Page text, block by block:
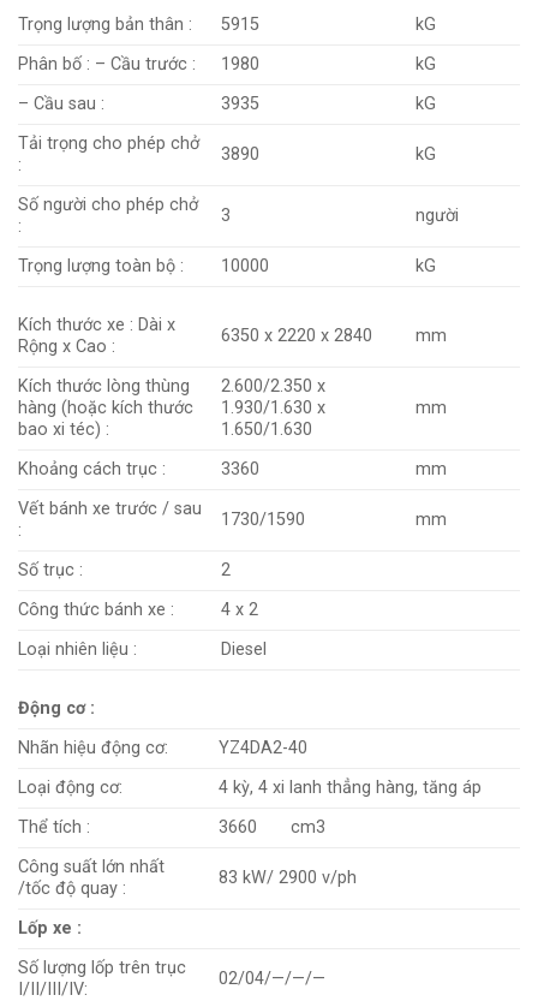
Trọng lượng bản thân : 5915
kG
Phân bố : – Cầu trước :
1980
kG
– Cầu sau :
3935
kG
Tải trọng cho phép chở
:
3890 kG
Số người cho phép chở
:
3 người
Trọng lượng toàn bộ : 10000 kG
Kích thước xe : Dài x
Rộng x Cao :
6350 x 2220 x 2840 mm
Kích thước lòng thùng
hàng (hoặc kích thước
bao xi téc) :
2.600/2.350 x
1.930/1.630 x
1.650/1.630
mm
Khoảng cách trục : 3360
mm
Vết bánh xe trước / sau
:
1730/1590 mm
Số trục :
2
Công thức bánh xe :
4 x 2
Loại nhiên liệu :
Diesel
Động cơ :
Nhãn hiệu động cơ:
YZ4DA2-40
Loại động cơ:
4 kỳ, 4 xi lanh thẳng hàng, tăng áp
Thể tích :
3660 cm3
Công suất lớn nhất
/tốc độ quay :
83 kW/ 2900 v/ph
Lốp xe :
Số lượng lốp trên trục
I/II/III/IV:
02/04/—/—/—